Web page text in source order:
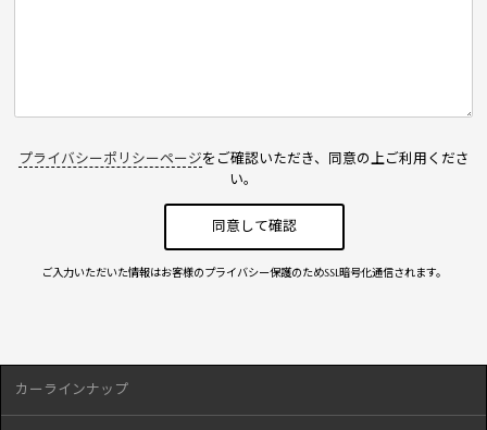
プライバシーポリシーページをご確認いただき、同意の上ご利用くださ
い。
ご入力いただいた情報はお客様のプライバシー保護のためSSL暗号化通信されます。
カーラインナップ